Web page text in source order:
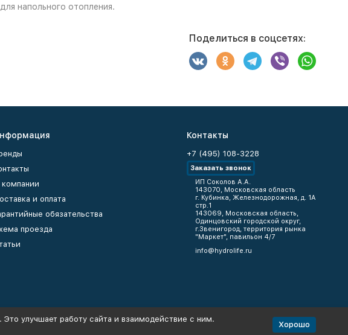
напольного отопления.
Поделиться в соцсетях:
и оплата
обязательства
проезда
Контакты
+7 (495) 108-3228
Заказать звонок
ИП Соколов А.А.
143070, Московская область
г. Кубинка, Железнодорожная, д. 1А
стр.1
143069, Московская область,
Одинцовский городской округ,
г.Звенигород, территория рынка
"Маркет", павильон 4/7
info@hydrolife.ru
улучшает работу сайта и взаимодействие с ним.
Хорошо